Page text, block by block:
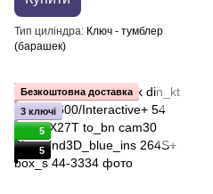
Тип циліндра Ключ - тумблер
(барашек)
Безкоштовна доставка
3 ключі
5
5